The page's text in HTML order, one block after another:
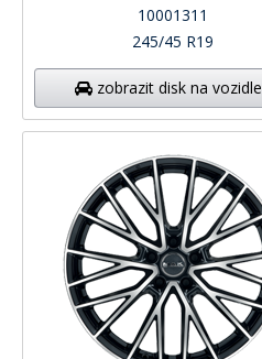
10001311
245/45 R19
zobrazit disk na vozidle